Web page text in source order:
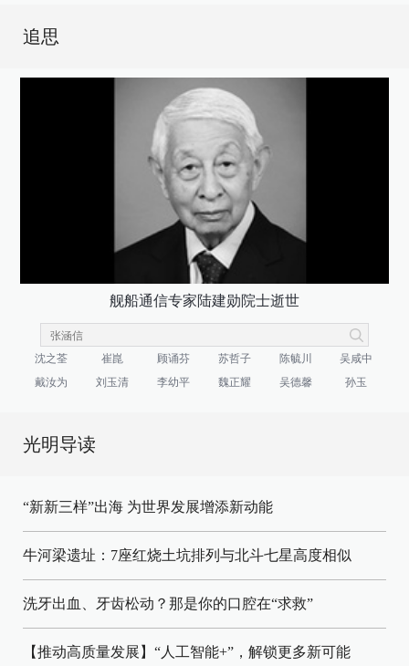
追思
舰船通信专家陆建勋院士逝世
沈之荃 崔崑 顾诵芬 苏哲子 陈毓川
吴咸中
戴汝为
刘玉清 李幼平 魏正耀 吴德馨 孙玉
光明导读
“新新三样”出海 为世界发展增添新动能
牛河梁遗址：7座红烧土坑排列与北斗七星高度相似
洗牙出血、牙齿松动？那是你的口腔在“求救”
【推动高质量发展】“人工智能+”，解锁更多新可能